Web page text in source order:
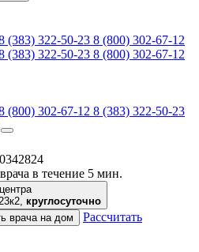
(383) 322-50-23 8 (800) 302-67-12
(383) 322-50-23 8 (800) 302-67-12
(800) 302-67-12 8 (383) 322-50-23
в течение 5 мин.
23к2, круглосуточно
врача на дом
Рассчитать